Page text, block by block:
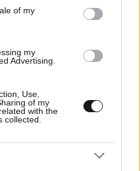
of my
my
Advertising.
Use,
of my
with the
collected.